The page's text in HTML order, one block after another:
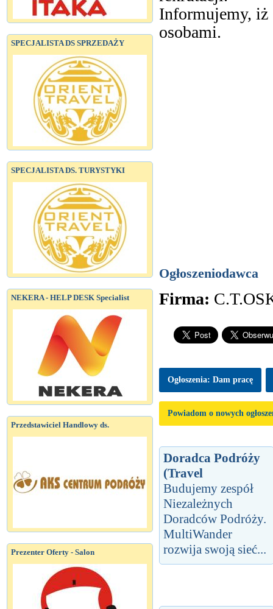
SPECJALISTA DS SPRZEDAŻY
SPECJALISTA DS. TURYSTYKI
NEKERA - HELP DESK Specialist
Przedstawiciel Handlowy ds.
Prezenter Oferty - Salon
Informujemy, iż
osobami.
Ogłoszeniodawca
Firma:
Ogłoszenia: Dam pracę
Powiadom o nowych
Doradca Podróży
(Travel
Budujemy zespół
Niezależnych
Doradców Podróży.
MultiWander
rozwija swoją sieć...